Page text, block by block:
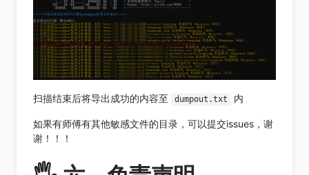
扫描结束后将导出成功的内容至 dumpout.txt 内
如果有师傅有其他敏感文件的目录，可以提交issues，谢
谢！！！